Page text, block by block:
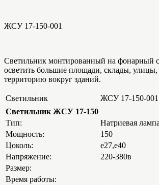
ЖСУ 17-150-001
Светильник монтированный на фонарный
осветить большие площади, склады, улицы,
территорию вокруг зданий.
Светильник
ЖСУ 17-150-001
Светильник ЖСУ 17-150
Тип:
Натриевая лампа
Мощность:
150
Цоколь:
е27,е40
Напряжение:
220-380в
Размер:
Время работы: